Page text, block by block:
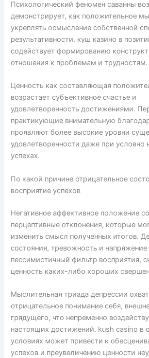
Психологический феномен саванны
демонстрирует, как положительное
укреплять осмысление собственной
результативности. куш казино в
содействует формированию
отношения к проблемам и трудностям.
Ценность как составляющая
возрастает субъективное счастье и
удовлетворенность достижениями.
практикующие внимательную
проявляют более высокие уровни
удовлетворенности даже при условно
успехах.
По какой причине отрицательное
восприятие успехов
Негативное аффективное положение
перцептивные отклонения, которые
изменить смысл полученных итогов.
состояния, тревожность и
пессимистичный фильтр восприятия,
ценность каких-либо хороших
Мыслительная триада депрессии
отрицательное понимание себя,
грядущего, что непременно
настоящих достижений. kush casino в
условиях может привести к
успехов и преувеличению ценности